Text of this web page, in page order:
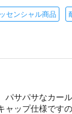
センシャル商品
パサパサなカー
ャップ仕様です